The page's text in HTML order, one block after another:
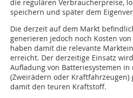
die regulären Verbraucherpreise,
speichern und später dem
Die derzeit auf dem Markt
generieren jedoch noch Kosten
haben damit die relevante
erreicht. Der derzeitige Einsatz
Aufladung von Batteriesystemen
(Zweirädern oder
damit den teuren Kraftstoff.